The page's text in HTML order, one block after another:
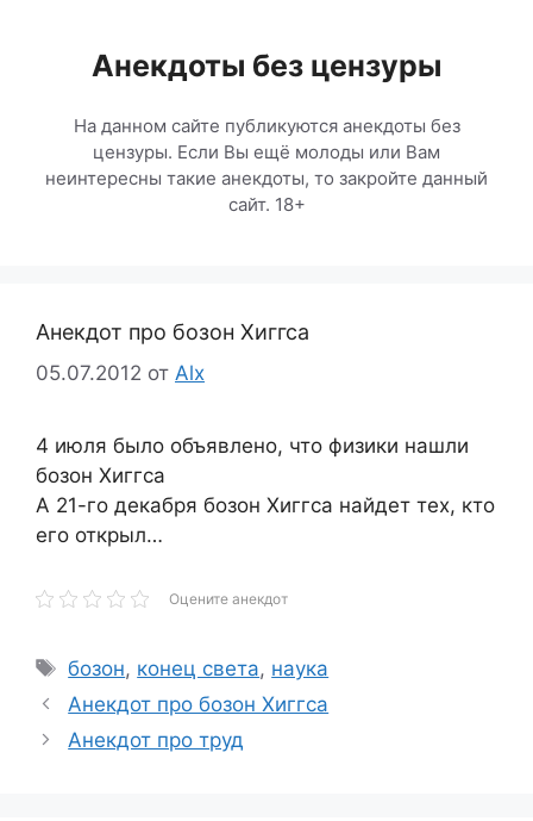
содержимомуАнекдоты без цензуры
На данном сайте публикуются анекдоты без
цензуры. Если Вы ещё молоды или Вам
неинтересны такие анекдоты, то закройте данный
сайт. 18+
Анекдот про бозон Хиггса
05.07.2012 от Alx
4 июля было объявлено, что физики нашли
бозон Хиггса
А 21-го декабря бозон Хиггса найдет тех, кто
его открыл…
Оцените анекдот
Метки
бозон, конец света, наука
Анекдот про бозон Хиггса
Анекдот про труд